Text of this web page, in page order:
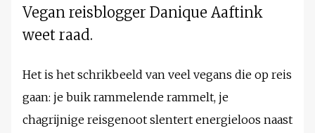
Vegan reisblogger Danique Aaftink
weet raad.
Het is het schrikbeeld van veel vegans die op reis
gaan: je buik rammelende rammelt, je
chagrijnige reisgenoot slentert energieloos naast